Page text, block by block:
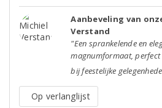
Aanbeveling van
Verstand
"Een sprankelende en
magnumformaat, perfect
bij feestelijke
Op verlanglijst